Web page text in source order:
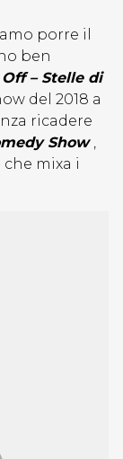
porre il
ben
– Stelle di
del 2018 a
ricadere
Show ,
che mixa i